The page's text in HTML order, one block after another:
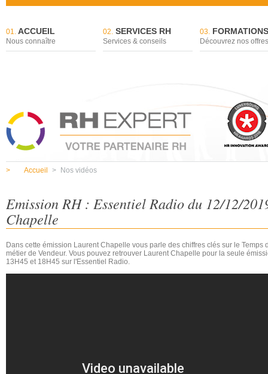
01. ACCUEIL
Nous connaître
02. SERVICES RH
Services & conseils
03. FORMATIONS
Découvrez nos offres
> Accueil > Nos vidéos
Emission RH : Essentiel Radio du 12/12/
Chapelle
Dans cette émission Laurent Chapelle vous parle des chiffres clés sur le Temps
métier de Vendeur. Vous pouvez retrouver Laurent Chapelle pour la seule
13H45 et 18H45 sur l'Essentiel Radio.